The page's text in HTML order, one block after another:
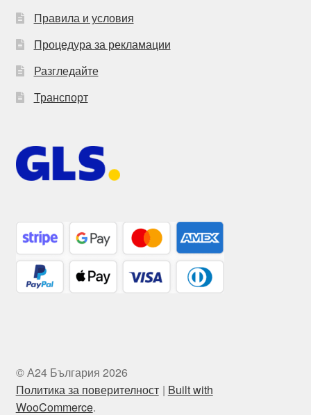
Правила и условия
Процедура за рекламации
Разгледайте
Транспорт
© А24 България 2026
Политика за поверителност
Built with
WooCommerce.